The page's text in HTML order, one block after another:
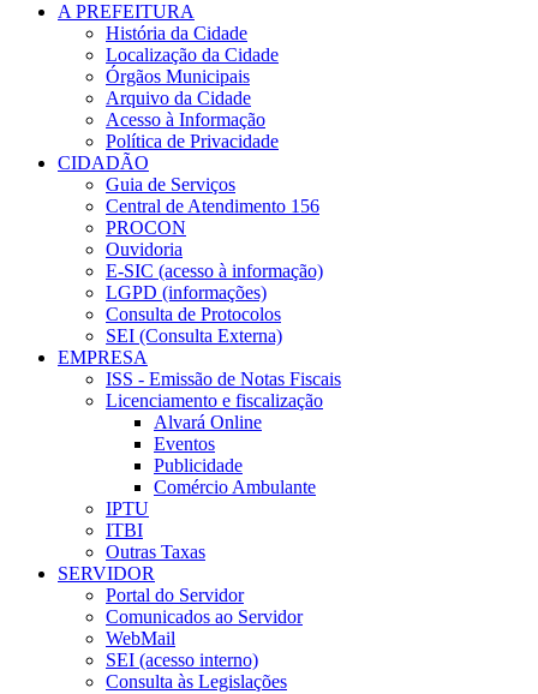
A PREFEITURA
História da Cidade
Localização da Cidade
Órgãos Municipais
Arquivo da Cidade
Acesso à Informação
Política de Privacidade
CIDADÃO
Guia de Serviços
Central de Atendimento 156
PROCON
Ouvidoria
E-SIC (acesso à informação)
LGPD (informações)
Consulta de Protocolos
SEI (Consulta Externa)
EMPRESA
ISS - Emissão de Notas Fiscais
Licenciamento e fiscalização
Alvará Online
Eventos
Publicidade
Comércio Ambulante
IPTU
ITBI
Outras Taxas
SERVIDOR
Portal do Servidor
Comunicados ao Servidor
WebMail
SEI (acesso interno)
Consulta às Legislações